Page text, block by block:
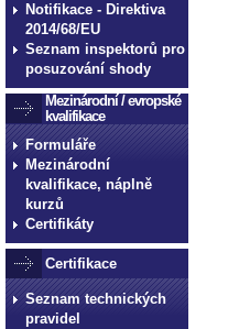
Notifikace - Direktiva
2014/68/EU
Seznam inspektorů pro
posuzování shody
Mezinárodní / evropské
kvalifikace
Formuláře
Mezinárodní
kvalifikace, náplně
kurzů
Certifikáty
Certifikace
Seznam technických
pravidel